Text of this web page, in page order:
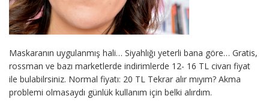
Maskaranın uygulanmış hali… Siyahlığı yeterli bana göre… Gratis,
rossman ve bazı marketlerde indirimlerde 12- 16 TL civarı fiyat
ile bulabilrsiniz. Normal fiyatı: 20 TL Tekrar alır mıyım? Akma
problemi olmasaydı günlük kullanım için belki alırdım.